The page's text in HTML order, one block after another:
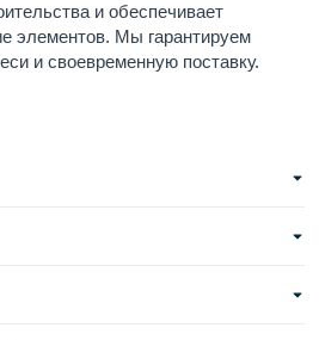
и обеспечивает
элементов. Мы гарантируем
и своевременную поставку.